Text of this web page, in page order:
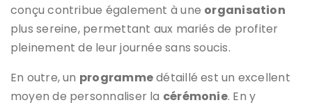
conçu contribue également à une organisation
plus sereine, permettant aux mariés de profiter
pleinement de leur journée sans soucis.
En outre, un programmedétaillé est un excellent
moyen de personnaliser la cérémonie. En y